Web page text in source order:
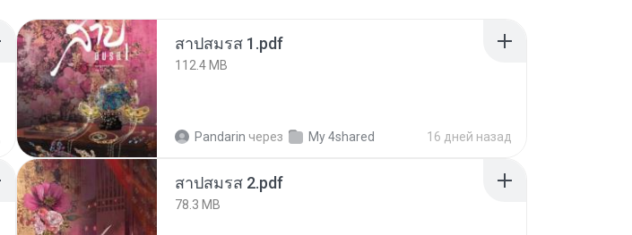
สาปสมรส 1.pdf
112.4 MB
Pandarin через My 4shared 16 дней назад
สาปสมรส 2.pdf
78.3 MB